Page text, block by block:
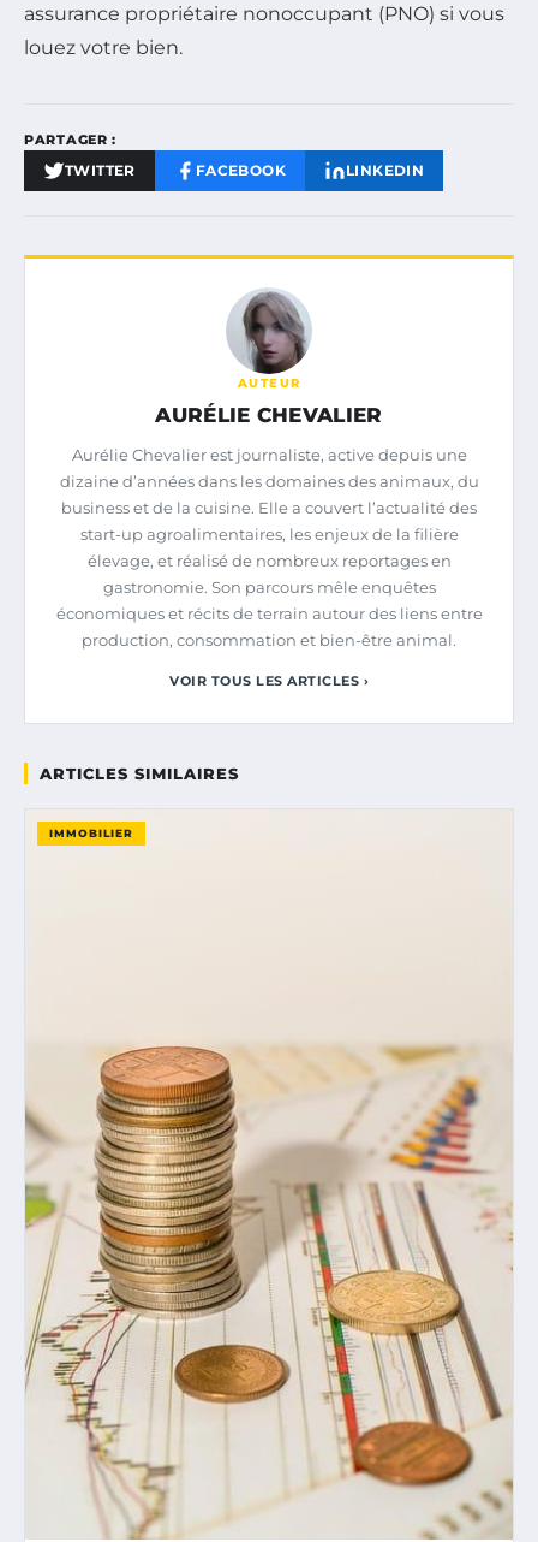
assurance propriétaire nonoccupant (PNO) si vous
louez votre bien.
PARTAGER :
TWITTER FACEBOOK LINKEDIN
AUTEUR
AURÉLIE CHEVALIER
Aurélie Chevalier est journaliste, active depuis une
dizaine d’années dans les domaines des animaux, du
business et de la cuisine. Elle a couvert l’actualité des
start-up agroalimentaires, les enjeux de la filière
élevage, et réalisé de nombreux reportages en
gastronomie. Son parcours mêle enquêtes
économiques et récits de terrain autour des liens entre
production, consommation et bien-être animal.
VOIR TOUS LES ARTICLES ›
ARTICLES SIMILAIRES
IMMOBILIER